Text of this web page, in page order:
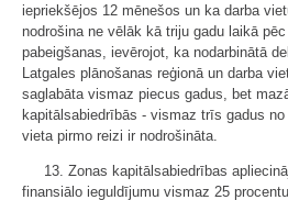
iepriekšējos 12 mēnešos un ka darba
nodrošina ne vēlāk kā triju gadu laikā
pabeigšanas, ievērojot, ka nodarbinātā
Latgales plānošanas reģionā un darba
saglabāta vismaz piecus gadus, bet
kapitālsabiedrībās - vismaz trīs gadus
vieta pirmo reizi ir nodrošināta.
13. Zonas kapitālsabiedrības
finansiālo ieguldījumu vismaz 25